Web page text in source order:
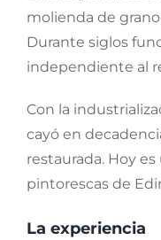
molienda de
Durante siglos
independiente al
Con la
cayó en
restaurada. Hoy
pintorescas de
La experiencia